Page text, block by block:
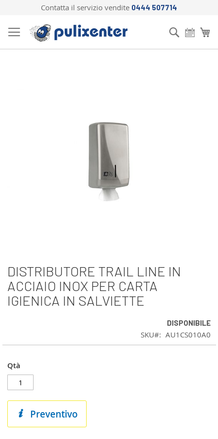
Contatta il servizio vendite 0444 507714
al
contenuto
Cerca
DISTRIBUTORE TRAIL LINE IN
ACCIAIO INOX PER CARTA
IGIENICA IN SALVIETTE
DISPONIBILE
SKU AU1CS010A0
Qtà
Preventivo
Vai
all'inizio
della
galleria
di